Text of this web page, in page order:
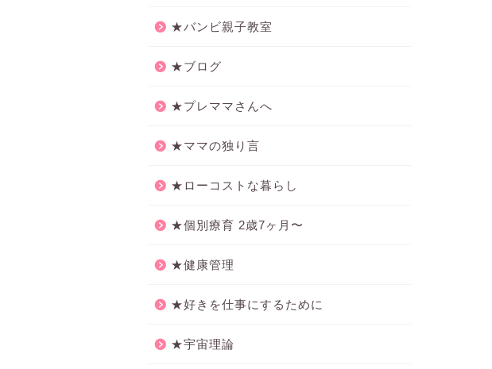
★バンビ親子教室
★ブログ
★プレママさんへ
★ママの独り言
★ローコストな暮らし
★個別療育 2歳7ヶ月〜
★健康管理
★好きを仕事にするために
★宇宙理論